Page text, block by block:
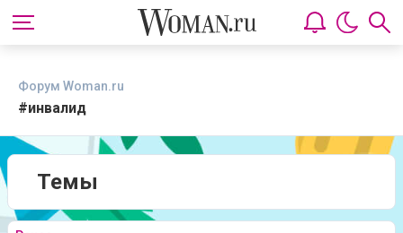
Форум Woman.ru
#инвалид
Темы